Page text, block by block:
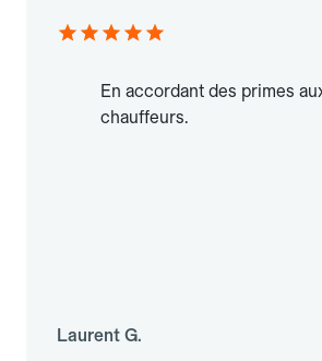
En accordant des primes
chauffeurs.
Laurent G.